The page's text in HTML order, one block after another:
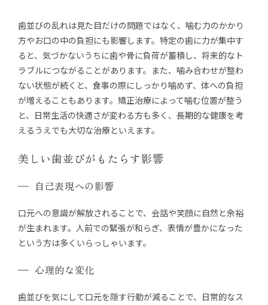
歯並びの乱れは見た目だけの問題ではなく、噛む力のかかり
方やお口の中の負担にも影響します。特定の歯に力が集中す
ると、気づかないうちに歯や骨に負荷が蓄積し、将来的なト
ラブルにつながることがあります。また、噛み合わせが整わ
ない状態が続くと、食事の際にしっかり噛めず、体への負担
が増えることもあります。矯正治療によって噛む位置が整う
と、日常生活の快適さが変わる方も多く、長期的な健康を考
えるうえでも大切な治療といえます。
美しい歯並びがもたらす影響
自己表現への影響
口元への意識が解放されることで、会話や笑顔に自然と余裕
が生まれます。人前での緊張が和らぎ、表情が豊かになった
という方は多くいらっしゃいます。
心理的な変化
歯並びを気にして口元を隠す行動が減ることで、日常的なス